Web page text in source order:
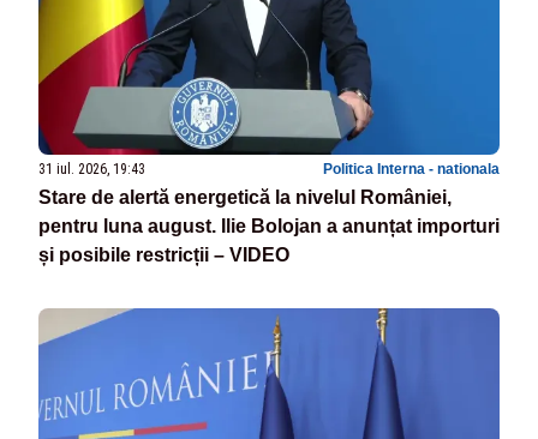
31 iul. 2026, 19:43 Politica Interna - nationala
Stare de alertă energetică la nivelul României,
pentru luna august. Ilie Bolojan a anunțat importuri
și posibile restricții – VIDEO